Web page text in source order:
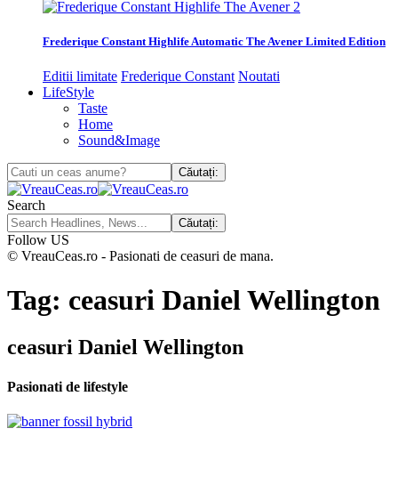
Frederique Constant Highlife Automatic The Avener Limited Edition
Editii limitate Frederique Constant Noutati
LifeStyle
Taste
Home
Sound&Image
Search
Follow US
© VreauCeas.ro - Pasionati de ceasuri de mana.
Tag: ceasuri Daniel Wellington
ceasuri Daniel Wellington
Pasionati de lifestyle